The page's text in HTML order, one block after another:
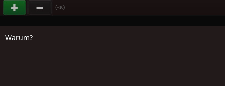
(+10)
Warum?